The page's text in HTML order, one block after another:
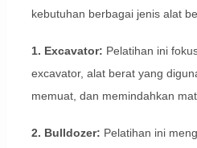
kebutuhan berbagai jenis alat
1. Excavator: Pelatihan ini
excavator, alat berat yang
memuat, dan memindahkan
2. Bulldozer: Pelatihan ini